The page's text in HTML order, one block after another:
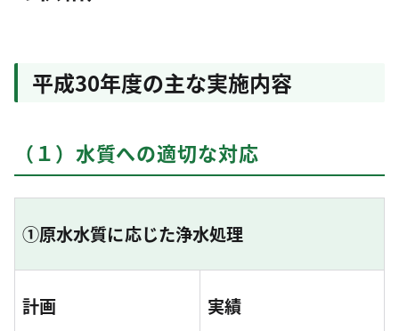
平成30年度の主な実施内容
（１）水質への適切な対応
①原水水質に応じた浄水処理
計画 実績